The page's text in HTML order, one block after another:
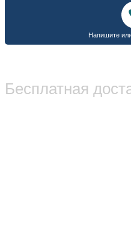
Бесплатная